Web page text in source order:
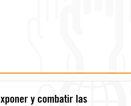
y combatir las